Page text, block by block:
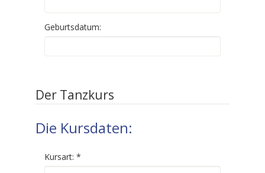
Geburtsdatum:
Der Tanzkurs
Die Kursdaten:
Kursart: *